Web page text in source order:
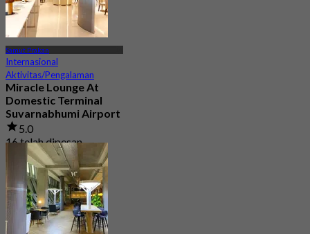
Samut Prakan
Internasional
Aktivitas/Pengalaman
Miracle Lounge At
Domestic Terminal
Suvarnabhumi Airport
5.0
16 telah dipesan
Dari฿ 1,080